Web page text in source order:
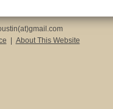
About This Website